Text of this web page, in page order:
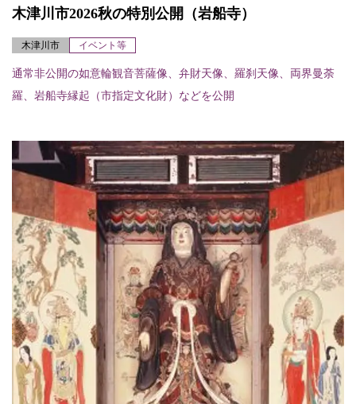
木津川市2026秋の特別公開（岩船寺）
木津川市 イベント等
通常非公開の如意輪観音菩薩像、弁財天像、羅刹天像、両界曼荼
羅、岩船寺縁起（市指定文化財）などを公開